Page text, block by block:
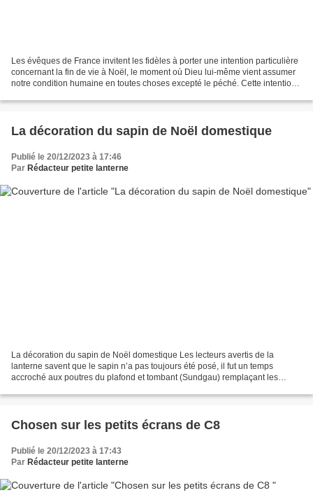
Les évêques de France invitent les fidèles à porter une intention particulière
concernant la fin de vie à Noël, le moment où Dieu lui-même vient assumer
notre condition humaine en toutes choses excepté le péché. Cette intention
La décoration du sapin de Noël domestique
Publié le 20/12/2023 à 17:46
Par Rédacteur petite lanterne
La décoration du sapin de Noël domestique Les lecteurs avertis de la
lanterne savent que le sapin n’a pas toujours été posé, il fut un temps
accroché aux poutres du plafond et tombant (Sundgau) remplaçant les
Chosen sur les petits écrans de C8
Publié le 20/12/2023 à 17:43
Par Rédacteur petite lanterne